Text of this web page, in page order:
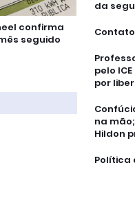
confirma
seguido
da
Contato
pelo
por
na
Hildon
Política